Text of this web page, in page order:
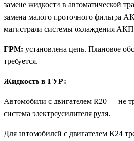
замене жидкости в автоматической
замена малого проточного фильтра
магистрали системы охлаждения
ГРМ: установлена цепь. Плановое
требуется.
Жидкость в ГУР:
Автомобили с двигателем R20 — не
система электроусилителя руля.
Для автомобилей с двигателем K24